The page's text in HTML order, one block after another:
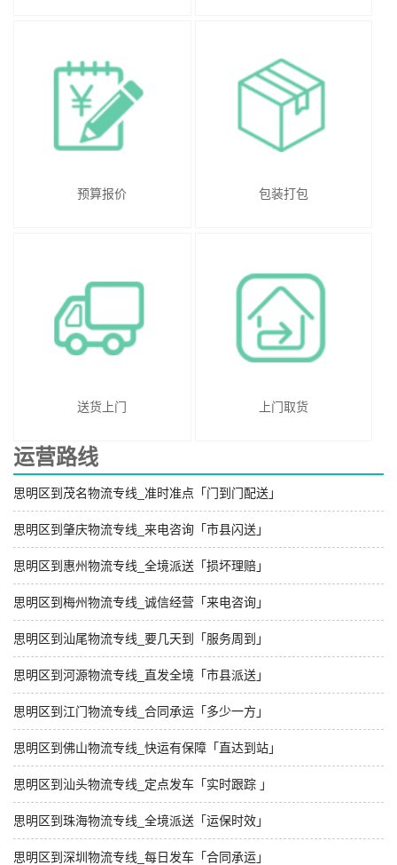
预算报价 包装打包
送货上门 上门取货
运营路线
思明区到茂名物流专线_准时准点「门到门配送」
思明区到肇庆物流专线_来电咨询「市县闪送」
思明区到惠州物流专线_全境派送「损坏理赔」
思明区到梅州物流专线_诚信经营「来电咨询」
思明区到汕尾物流专线_要几天到「服务周到」
思明区到河源物流专线_直发全境「市县派送」
思明区到江门物流专线_合同承运「多少一方」
思明区到佛山物流专线_快运有保障「直达到站」
思明区到汕头物流专线_定点发车「实时跟踪 」
思明区到珠海物流专线_全境派送「运保时效」
思明区到深圳物流专线_每日发车「合同承运」